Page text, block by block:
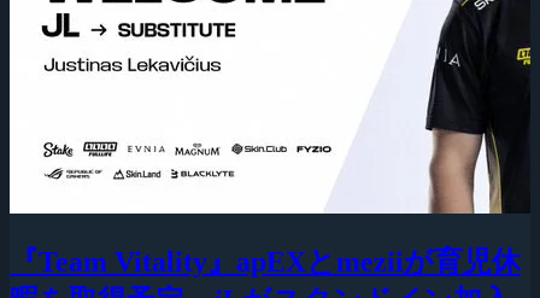
『Team Vitality』apEXとmeziiが育児休